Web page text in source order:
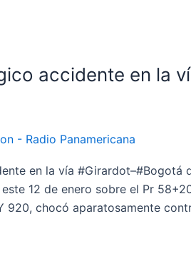
accidente en la
- Radio Panamericana
en la vía
12 de enero sobre el Pr
920, chocó aparatosamente